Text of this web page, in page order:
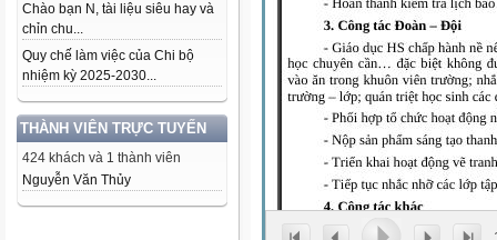
Chào bạn N, tài liệu siêu hay và
chỉn chu...
Quy chế làm việc của Chi bộ
nhiệm kỳ 2025-2030...
THÀNH VIÊN TRỰC TUYẾN
424 khách và 1 thành viên
Nguyễn Văn Thủy